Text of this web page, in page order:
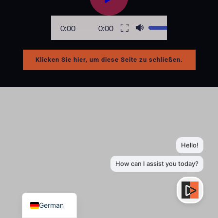
0:00 0:00
Klicken Sie hier, um diese Seite zu schließen.
German